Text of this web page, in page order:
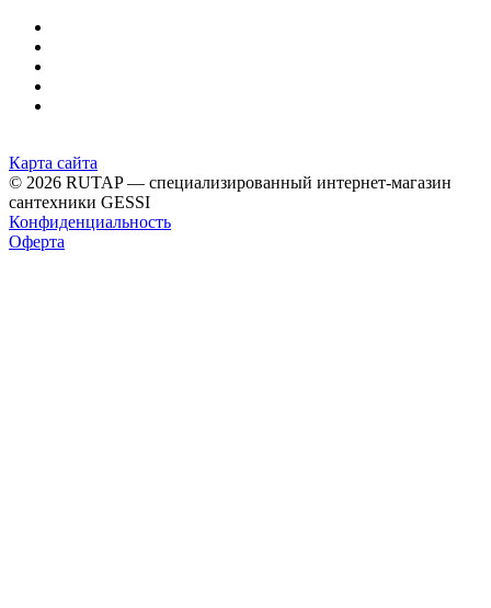
Карта сайта
© 2026 RUTAP — специализированный интернет-магазин
сантехники GESSI
Конфиденциальность
Оферта